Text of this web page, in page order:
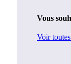
Vous
Voir